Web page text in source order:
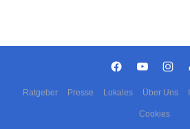
Ratgeber Presse Lokales Über Uns
Cookies